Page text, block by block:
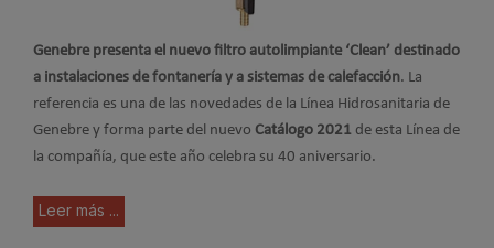
Genebre presenta el nuevo filtro autolimpiante ‘Clean’ destinado
a instalaciones de fontanería y a sistemas de calefacción. La
referencia es una de las novedades de la Línea Hidrosanitaria de
Genebre y forma parte del nuevo Catálogo 2021 de esta Línea de
la compañía, que este año celebra su 40 aniversario.
Leer más ...